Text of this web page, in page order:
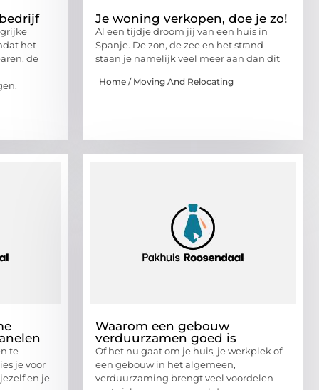
het
de
Je woning verkopen, doe je zo!
Al een tijdje droom jij van een huis in
Spanje. De zon, de zee en het strand
staan je namelijk veel meer aan dan dit
Home / Moving And Relocating
te
je voor
en je
Waarom een gebouw
verduurzamen goed is
Of het nu gaat om je huis, je werkplek of
een gebouw in het algemeen,
verduurzaming brengt veel voordelen